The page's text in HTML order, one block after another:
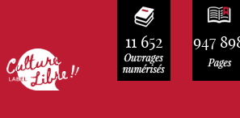
11 652 947